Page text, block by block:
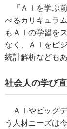
「ＡＩを学ぶ
べるカリキュラ
もＡＩの学習を
なく、ＡＩをビ
統計解析なども
社会人の学び
ＡＩやビッグ
う人材ニーズは